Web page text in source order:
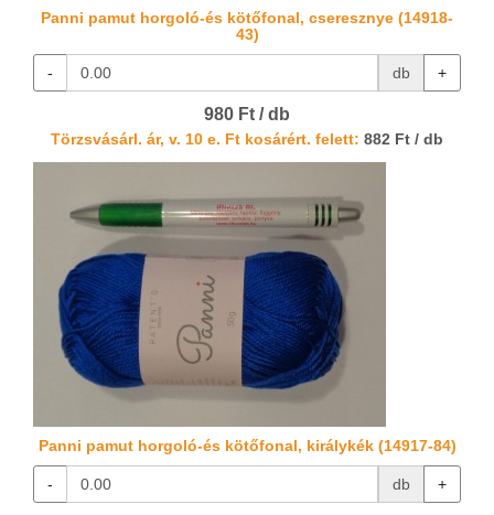
Panni pamut horgoló-és kötőfonal, cseresznye (14918-
43)
- db +
980 Ft / db
Törzsvásárl. ár, v. 10 e. Ft kosárért. felett: 882 Ft / db
Panni pamut horgoló-és kötőfonal, királykék (14917-84)
- db +